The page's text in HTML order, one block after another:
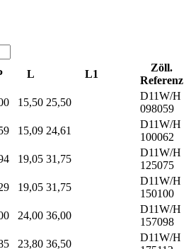
L L1
Zöll.
Referenz
15,50 25,50
D11W/H
098059
15,09 24,61
D11W/H
100062
19,05 31,75
D11W/H
125075
19,05 31,75
D11W/H
150100
24,00 36,00
D11W/H
157098
23,80 36,50
D11W/H